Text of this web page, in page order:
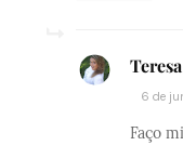
6 de
Faço